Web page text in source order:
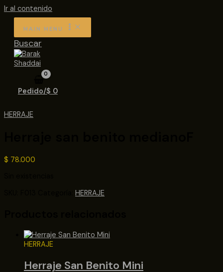
Ir al contenido
MAIN MENU
Buscar
Pedido/$ 0
HERRAJE
$ 78.000
HERRAJE
HERRAJE
Herraje San Benito Mini